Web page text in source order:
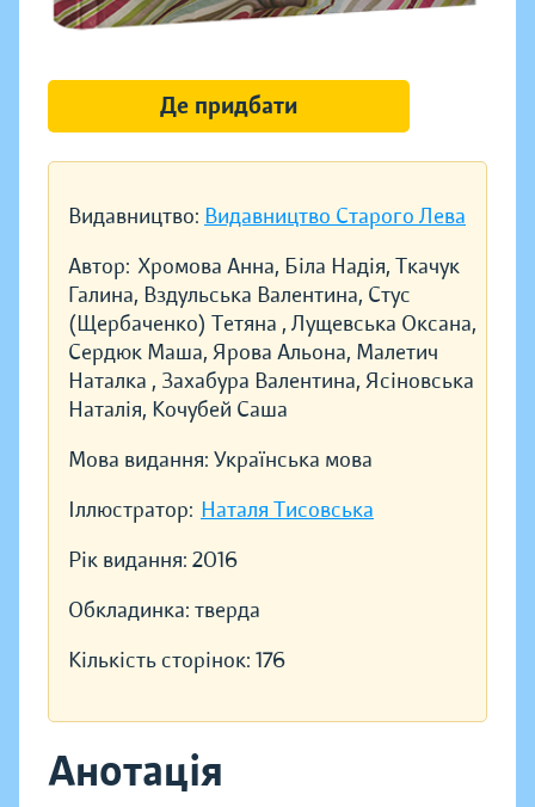
Видавництво: Видавництво Старого Лева
Автор: Хромова Анна, Біла Надія, Ткачук
Галина, Вздульська Валентина, Стус
(Щербаченко) Тетяна , Лущевська Оксана,
Сердюк Маша, Ярова Альона, Малетич
Наталка , Захабура Валентина, Ясіновська
Наталія, Кочубей Саша
Мова видання: Українська мова
Іллюстратор: Наталя Тисовська
Рік видання: 2016
Обкладинка: тверда
Кількість сторінок: 176
Анотація
Де придбати